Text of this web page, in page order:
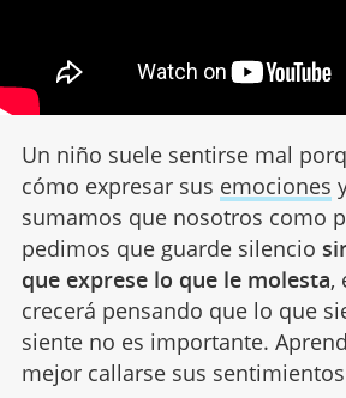
Un niño suele sentirse mal
cómo expresar sus emociones
sumamos que nosotros como
pedimos que guarde silencio
que exprese lo que le molesta,
crecerá pensando que lo que
siente no es importante.
mejor callarse sus